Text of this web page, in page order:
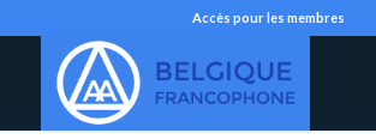
Accès pour les membres